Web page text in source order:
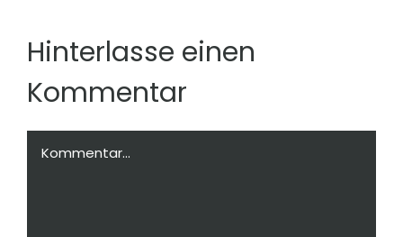
Hinterlasse einen
Kommentar
Kommentar